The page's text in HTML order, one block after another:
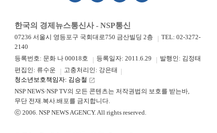
한국의 경제뉴스통신사 - NSP통신
07236 서울시 영등포구 국회대로750 금산빌딩 2층
TEL: 02-3272-
2140
등록번호: 문화 나 00018호
등록일자: 2011.6.29
발행인: 김정태
편집인: 류수운
고충처리인: 강은태
청소년보호책임자: 김승철 launch
NSP NEWS·NSP TV의 모든 콘텐츠는 저작권법의 보호를 받는바,
무단 전재.복사.배포를 금지합니다.
ⓒ 2006. NSP NEWS AGENCY. All rights reserved.